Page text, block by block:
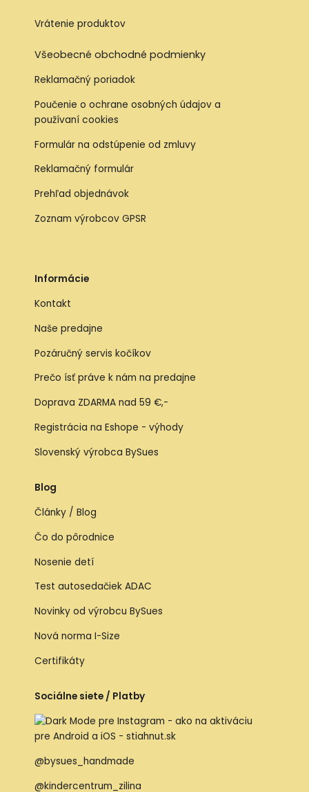
Vrátenie produktov
Všeobecné obchodné podmienky
Reklamačný poriadok
Poučenie o ochrane osobných údajov a
používaní cookies
Formulár na odstúpenie od zmluvy
Reklamačný formulár
Prehľad objednávok
Zoznam výrobcov GPSR
Informácie
Kontakt
Naše predajne
Pozáručný servis kočíkov
Prečo ísť práve k nám na predajne
Doprava ZDARMA nad 59 €,-
Registrácia na Eshope - výhody
Slovenský výrobca BySues
Blog
Články / Blog
Čo do pôrodnice
Nosenie detí
Test autosedačiek ADAC
Novinky od výrobcu BySues
Nová norma I-Size
Certifikáty
Sociálne siete / Platby
@bysues_handmade
@kindercentrum_zilina